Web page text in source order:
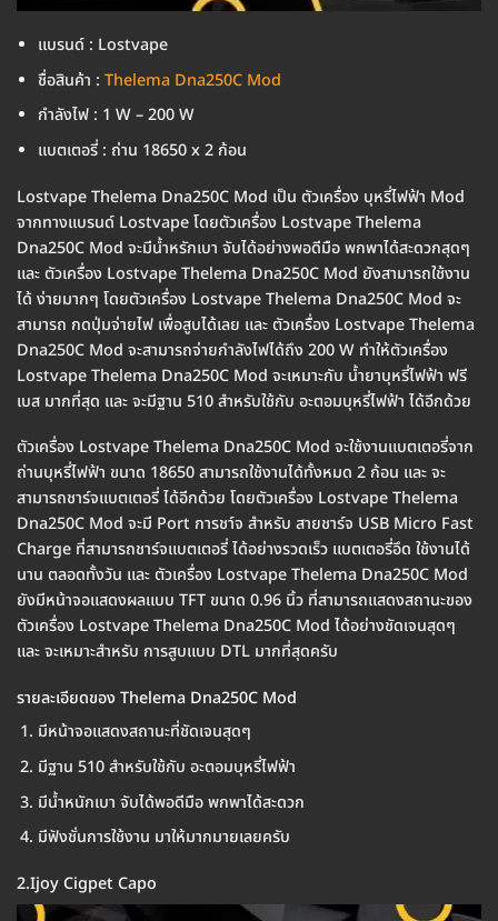
แบรนด์ : Lostvape
ชื่อสินค้า : Thelema Dna250C Mod
กำลังไฟ : 1 W – 200 W
แบตเตอรี่ : ถ่าน 18650 x 2 ก้อน
Lostvape Thelema Dna250C Mod เป็น ตัวเครื่อง บุหรี่ไฟฟ้า Mod
จากทางแบรนด์ Lostvape โดยตัวเครื่อง Lostvape Thelema
Dna250C Mod จะมีน้ำหรักเบา จับได้อย่างพอดีมือ พกพาได้สะดวกสุดๆ
และ ตัวเครื่อง Lostvape Thelema Dna250C Mod ยังสามารถใช้งาน
ได้ ง่ายมากๆ โดยตัวเครื่อง Lostvape Thelema Dna250C Mod จะ
สามารถ กดปุ่มจ่ายไฟ เพื่อสูบได้เลย และ ตัวเครื่อง Lostvape Thelema
Dna250C Mod จะสามารถจ่ายกำลังไฟได้ถึง 200 W ทำให้ตัวเครื่อง
Lostvape Thelema Dna250C Mod จะเหมาะกับ น้ำยาบุหรี่ไฟฟ้า ฟรี
เบส มากที่สุด และ จะมีฐาน 510 สำหรับใช้กับ อะตอมบุหรี่ไฟฟ้า ได้อีกด้วย
ตัวเครื่อง Lostvape Thelema Dna250C Mod จะใช้งานแบตเตอรี่จาก
ถ่านบุหรี่ไฟฟ้า ขนาด 18650 สามารถใช้งานได้ทั้งหมด 2 ก้อน และ จะ
สามารถชาร์จแบตเตอรี่ ได้อีกด้วย โดยตัวเครื่อง Lostvape Thelema
Dna250C Mod จะมี Port การชา์จ สำหรับ สายชาร์จ USB Micro Fast
Charge ที่สามารถชาร์จแบตเตอรี่ ได้อย่างรวดเร็ว แบตเตอรี่อึด ใช้งานได้
นาน ตลอดทั้งวัน และ ตัวเครื่อง Lostvape Thelema Dna250C Mod
ยังมีหน้าจอแสดงผลแบบ TFT ขนาด 0.96 นิ้ว ที่สามารถแสดงสถานะของ
ตัวเครื่อง Lostvape Thelema Dna250C Mod ได้อย่างชัดเจนสุดๆ
และ จะเหมาะสำหรับ การสูบแบบ DTL มากที่สุดครับ
รายละเอียดของ Thelema Dna250C Mod
มีหน้าจอแสดงสถานะที่ชัดเจนสุดๆ
มีฐาน 510 สำหรับใช้กับ อะตอมบุหรี่ไฟฟ้า
มีน้ำหนักเบา จับได้พอดีมือ พกพาได้สะดวก
มีฟังชั่นการใช้งาน มาให้มากมายเลยครับ
2.Ijoy Cigpet Capo